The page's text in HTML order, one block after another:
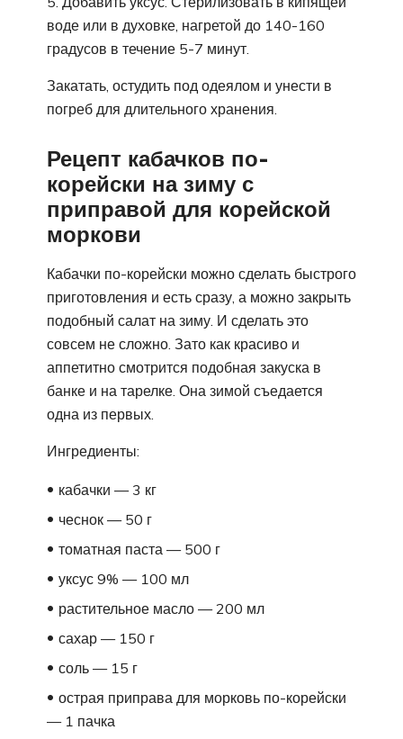
воде или в духовке, нагретой до 140-160
градусов в течение 5-7 минут.
Закатать, остудить под одеялом и унести в
погреб для длительного хранения.
Рецепт кабачков по-
корейски на зиму с
приправой для корейской
моркови
Кабачки по-корейски можно сделать быстрого
приготовления и есть сразу, а можно закрыть
подобный салат на зиму. И сделать это
совсем не сложно. Зато как красиво и
аппетитно смотрится подобная закуска в
банке и на тарелке. Она зимой съедается
одна из первых.
Ингредиенты:
кабачки — 3 кг
чеснок — 50 г
томатная паста — 500 г
уксус 9% — 100 мл
растительное масло — 200 мл
сахар — 150 г
соль — 15 г
острая приправа для морковь по-корейски
— 1 пачка